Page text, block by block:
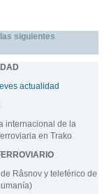
siguientes
actualidad
internacional de la
en Trako
Râsnov y teleférico de